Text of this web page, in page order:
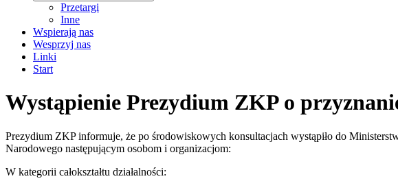
Przetargi
Inne
Wspierają nas
Wesprzyj nas
Linki
Start
Wystąpienie Prezydium ZKP o
Prezydium ZKP informuje, że po środowiskowych konsultacjach wystąpiło do
Narodowego następującym osobom i organizacjom:
W kategorii całokształtu działalności: